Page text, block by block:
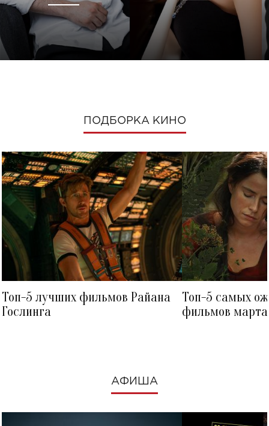
ПОДБОРКА КИНО
Топ-5 лучших фильмов Райана
Гослинга
Топ-5 самых
фильмов
АФИША